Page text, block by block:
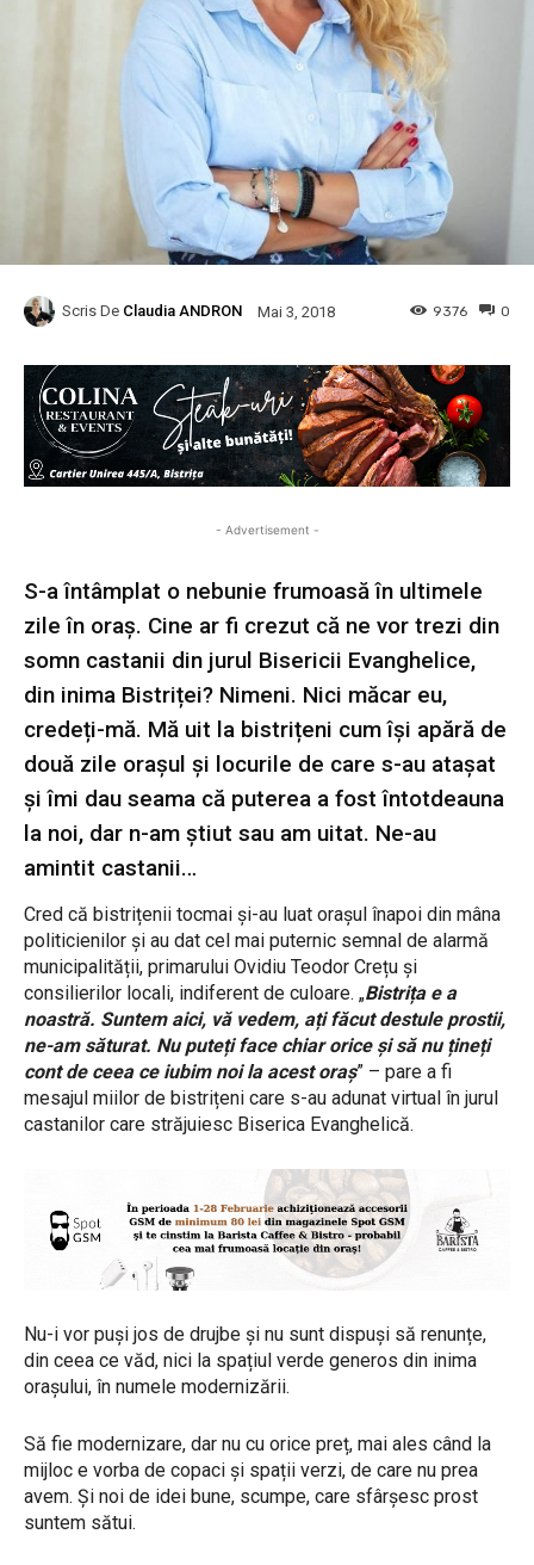
Scris De Claudia ANDRON Mai 3, 2018 0
9376
- Advertisement -
S-a întâmplat o nebunie frumoasă în ultimele
zile în oraș. Cine ar fi crezut că ne vor trezi din
somn castanii din jurul Bisericii Evanghelice,
din inima Bistriței? Nimeni. Nici măcar eu,
credeți-mă. Mă uit la bistrițeni cum își apără de
două zile orașul și locurile de care s-au atașat
și îmi dau seama că puterea a fost întotdeauna
la noi, dar n-am știut sau am uitat. Ne-au
amintit castanii…
Cred că bistrițenii tocmai și-au luat orașul înapoi din mâna
politicienilor și au dat cel mai puternic semnal de alarmă
municipalității, primarului Ovidiu Teodor Crețu și
consilierilor locali, indiferent de culoare. „Bistrița e a
noastră. Suntem aici, vă vedem, ați făcut destule prostii,
ne-am săturat. Nu puteți face chiar orice și să nu țineți
cont de ceea ce iubim noi la acest oraș” – pare a fi
mesajul miilor de bistrițeni care s-au adunat virtual în jurul
castanilor care străjuiesc Biserica Evanghelică.
Nu-i vor puși jos de drujbe și nu sunt dispuși să renunțe,
din ceea ce văd, nici la spațiul verde generos din inima
orașului, în numele modernizării.
Să fie modernizare, dar nu cu orice preț, mai ales când la
mijloc e vorba de copaci și spații verzi, de care nu prea
avem. Și noi de idei bune, scumpe, care sfârșesc prost
suntem sătui.